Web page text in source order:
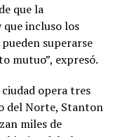
que la
que incluso los
superarse
mutuo”, expresó.
ciudad opera tres
del Norte, Stanton
miles de